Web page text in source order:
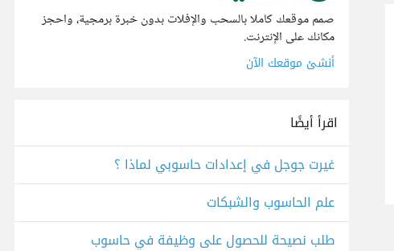
صمم موقعك كاملا بالسحب والإفلات بدون خبرة برمجية، واحجز
مكانك على الإنترنت.
أنشئ موقعك الآن
اقرأ أيضًا
غيرت جوجل في إعدادات حاسوبي لماذا ؟
علم الحاسوب والشبكات
طلب نصيحة للحصول على وظيفة في حاسوب